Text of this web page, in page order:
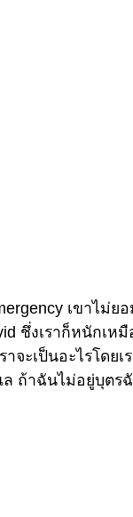
เขาไม่
ชึ่งเราก็หนักเห
ะเป็นอะไรโดยเ
ถ้าฉันไม่อยู่บุตรฉั